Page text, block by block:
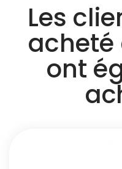
Les
acheté
ont